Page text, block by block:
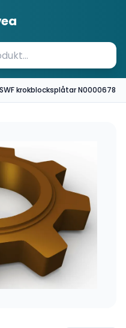
SWF krokblocksplåtar N0000678